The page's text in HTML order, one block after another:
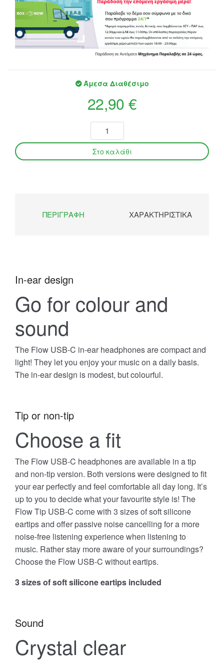
Άμεσα Διαθέσιμο
22,90 €
ΠΕΡΙΓΡΑΦΉ ΧΑΡΑΚΤΗΡΙΣΤΙΚΆ
In-ear design
Go for colour and
sound
The Flow USB-C in-ear headphones are compact and
light! They let you enjoy your music on a daily basis.
The in-ear design is modest, but colourful.
Tip or non-tip
Choose a fit
The Flow USB-C headphones are available in a tip
and non-tip version. Both versions were designed to fit
your ear perfectly and feel comfortable all day long. It’s
up to you to decide what your favourite style is! The
Flow Tip USB-C come with 3 sizes of soft silicone
eartips and offer passive noise cancelling for a more
noise-free listening experience when listening to
music. Rather stay more aware of your surroundings?
Choose the Flow USB-C without eartips.
3 sizes of soft silicone eartips included
Sound
Crystal clear